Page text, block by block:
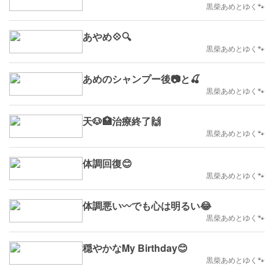
黒柴あめとゆく🐾
あやめ💠🔍️
黒柴あめとゆく🐾
あめのシャンプー後📷️と🍒
黒柴あめとゆく🐾
天🐶🏥治療終了🙌
黒柴あめとゆく🐾
体調回復😊
黒柴あめとゆく🐾
体調悪い〰️でも心は明るい😂
黒柴あめとゆく🐾
穏やかなMy Birthday😊
黒柴あめとゆく🐾